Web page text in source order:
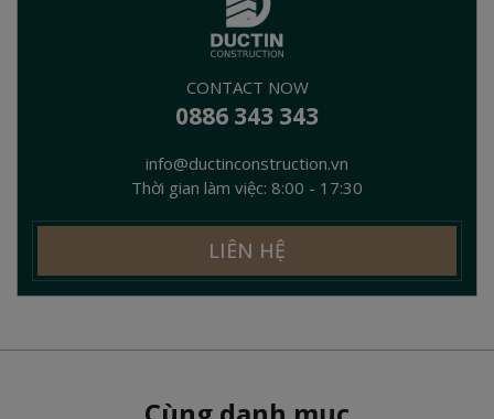
CONTACT NOW
0886 343 343
info@ductinconstruction.vn
Thời gian làm việc: 8:00 - 17:30
LIÊN HỆ